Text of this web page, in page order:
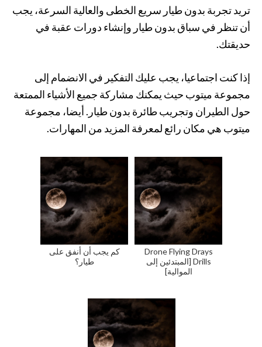
تريد تجربة بدون طيار سريع الخطى والعالية السرعة، يجب
أن تنظر في سباق بدون طيار وإنشاء دورات عقبة في
حديقتك.
إذا كنت اجتماعيا، يجب عليك التفكير في الانضمام إلى
مجموعة ميتوب حيث يمكنك مشاركة جميع الأشياء الممتعة
حول الطيران وتجريب طائرة بدون طيار. أيضا، مجموعة
ميتوب هي مكان رائع لمعرفة المزيد من المهارات.
Drone Flying Drays
Drills [المبتدئين إلى
الموالية]
كم يجب أن أنفق على
طيار؟